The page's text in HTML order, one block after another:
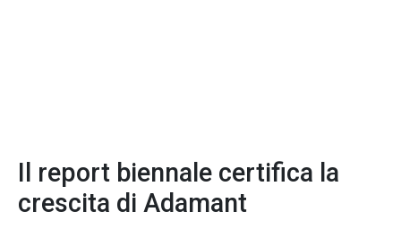
Il report biennale certifica la
crescita di Adamant